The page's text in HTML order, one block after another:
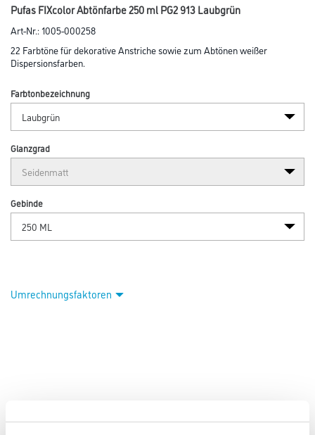
Pufas FIXcolor Abtönfarbe 250 ml PG2 913 Laubgrün
Art-Nr.:1005-000258
22 Farbtöne für dekorative Anstriche sowie zum Abtönen weißer
Dispersionsfarben.
Farbtonbezeichnung
Glanzgrad
Gebinde
Umrechnungsfaktoren